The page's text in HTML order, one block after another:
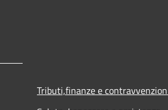
Tributi,finanze e